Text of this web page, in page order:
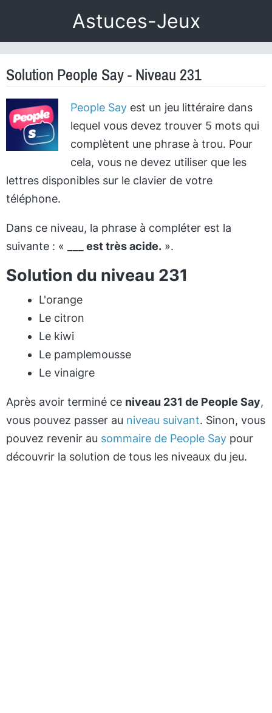
Astuces-Jeux
Solution People Say - Niveau 231
People Sayest un jeu littéraire dans
lequel vous devez trouver 5 mots qui
complètent une phrase à trou. Pour
cela, vous ne devez utiliser que les
lettres disponibles sur le clavier de votre
téléphone.
Dans ce niveau, la phrase à compléter est la
suivante : «
___ est très acide. ».
Solution du niveau 231
L'orange
Le citron
Le kiwi
Le pamplemousse
Le vinaigre
Après avoir terminé ce niveau 231 de People Say,
vous pouvez passer au niveau suivant. Sinon, vous
pouvez revenir au sommaire de People Say pour
découvrir la solution de tous les niveaux du jeu.